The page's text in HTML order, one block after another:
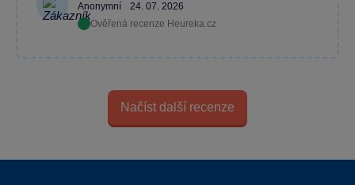
Anonymní
24. 07. 2026
Ověřená recenze Heureka.cz
Načíst další recenze